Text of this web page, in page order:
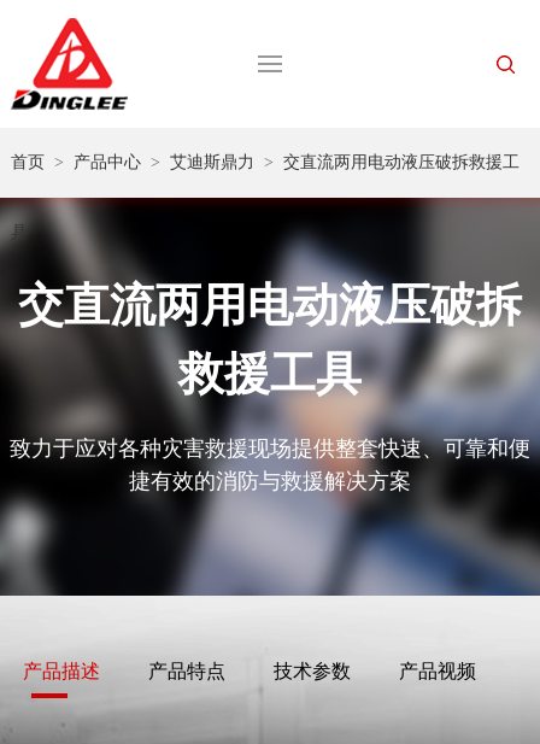
首页 > 产品中心> 艾迪斯鼎力 > 交直流两用电动液压破拆救援工
具
交直流两用电动液压破拆
救援工具
致力于应对各种灾害救援现场提供整套快速、可靠和便
捷有效的消防与救援解决方案
产品描述 产品特点 技术参数 产品视频